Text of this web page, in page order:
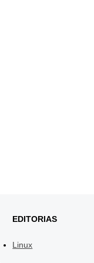
EDITORIAS
Linux